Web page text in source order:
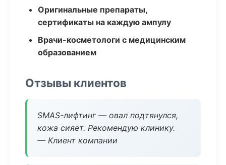
Оригинальные препараты,
сертификаты на каждую ампулу
Врачи-косметологи с медицинским
образованием
Отзывы клиентов
SMAS-лифтинг — овал подтянулся,
кожа сияет. Рекомендую клинику.
— Клиент компании